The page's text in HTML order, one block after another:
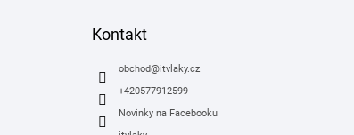
Kontakt
obchod@itvlaky.cz
+420577912599
Novinky na Facebooku